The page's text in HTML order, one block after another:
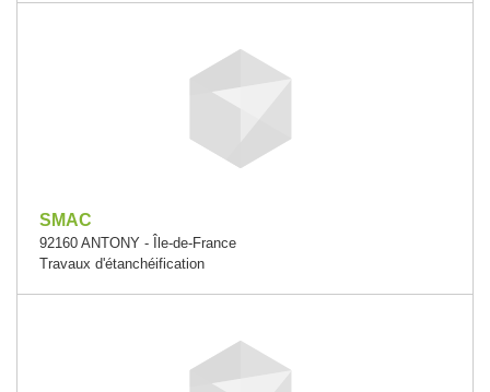
SMAC
92160 ANTONY - Île-de-France
Travaux d'étanchéification